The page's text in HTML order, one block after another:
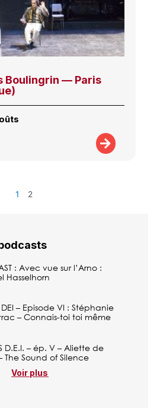
Boulingrin — Paris
1 2
: Avec vue sur l’Arno :
Hasselhorn
– Episode VI : Stéphanie
– Connais-toi toi même
D.E.I. – ép. V – Aliette de
The Sound of Silence
Voir plus